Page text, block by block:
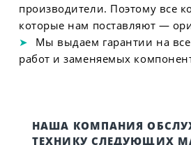
производители. Поэтому все
которые нам поставляют —
Мы выдаем гарантии на
работ и заменяемых
НАША КОМПАНИЯ
ТЕХНИКУ СЛЕДУЮЩИХ